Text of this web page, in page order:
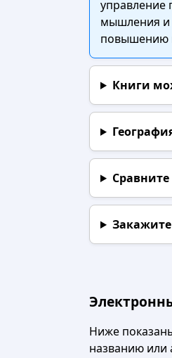
управление
мышления и
повышению
Книги
Ниже
названию или